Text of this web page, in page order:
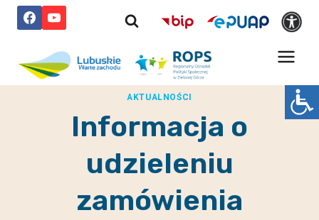
Przejdź
AKTUALNOŚCI
Informacja o
udzieleniu
zamówienia